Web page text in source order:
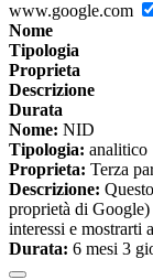
www.google.com
Nome
Tipologia
Proprieta
Descrizione
Durata
Nome: NID
Tipologia: analitico
Proprieta: Terza
Descrizione:
proprietà di
interessi e mostrarti
Durata: 6 mesi 3